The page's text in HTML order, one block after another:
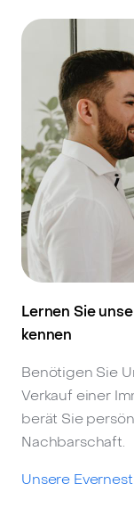
Lernen Sie
kennen
Benötigen Sie
Verkauf einer
berät Sie
Nachbarschaft.
Unsere